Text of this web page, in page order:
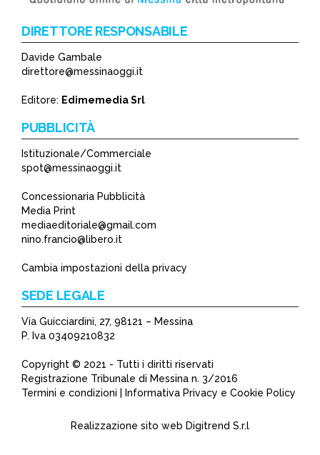
*
DIRETTORE RESPONSABILE
Davide Gambale
direttore@messinaoggi.it
Editore: Edimemedia Srl
PUBBLICITÀ
Istituzionale/Commerciale
spot@messinaoggi.it
Concessionaria Pubblicità
Media Print
mediaeditoriale@gmail.com
nino.francio@libero.it
Cambia impostazioni della privacy
SEDE LEGALE
Via Guicciardini, 27, 98121 – Messina
P. Iva 03409210832
Copyright © 2021 - Tutti i diritti riservati
Registrazione Tribunale di Messina n. 3/2016
Termini e condizioni | Informativa Privacy e Cookie Policy
Realizzazione sito web Digitrend S.r.l